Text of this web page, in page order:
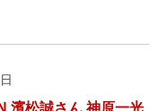
濱松誠さん 神原一光